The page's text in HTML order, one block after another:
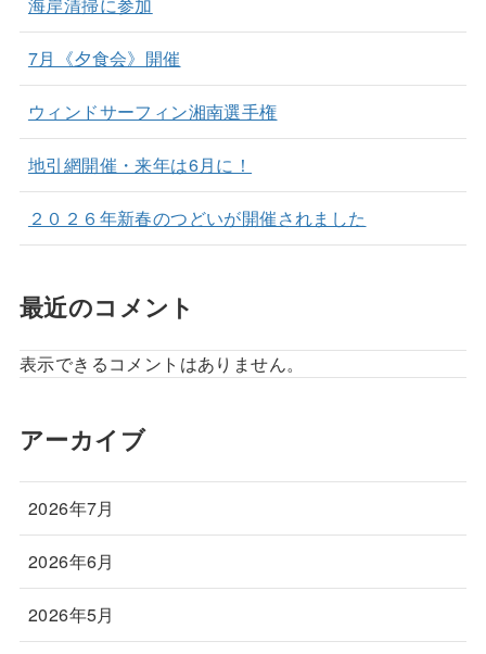
海岸清掃に参加
7月《夕食会》開催
ウィンドサーフィン湘南選手権
地引網開催・来年は6月に！
２０２６年新春のつどいが開催されました
最近のコメント
表示できるコメントはありません。
アーカイブ
2026年7月
2026年6月
2026年5月